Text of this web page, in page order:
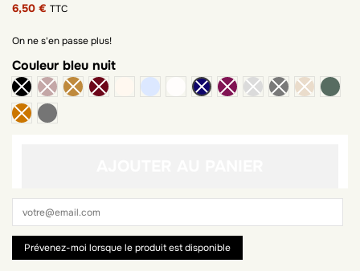
6,50 € TTC
On ne s'en passe plus!
Couleurbleu nuit
ivoire gris chiné clair
blanc
kaki
gris chiné foncé